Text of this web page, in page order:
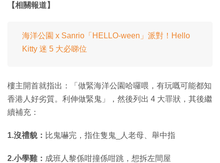
【相關報道】
海洋公園 x Sanrio「HELLO-ween」派對！Hello
Kitty 迷 5 大必睇位
樓主開首就指出：「做緊海洋公園哈囉喂，有玩嘅可能都知
香港人好劣質。利伸做緊鬼」，然後列出 4 大罪狀，其後繼
續補充：
1.沒禮貌： 比鬼嚇完，指住隻鬼_人老母、舉中指
2.小學雞： 成班人黎係咁撞係咁跳，想拆左間屋